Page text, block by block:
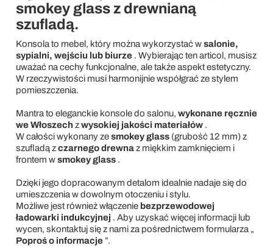
smokey glass z drewnianą
szufladą.
Konsola to mebel, który można wykorzystać wsalonie,
sypialni, wejściu lub biurze. Wybierając ten articol, musisz
uważać na cechy funkcjonalne, ale także aspekt estetyczny.
W rzeczywistości musi harmonijnie współgrać ze stylem
pomieszczenia.
Mantra to eleganckie konsole do salonu, wykonane ręcznie
we Włoszech zwysokiej jakości materiałów.
W całości wykonany zesmokey glass(grubość 12 mm) z
szufladą zczarnego drewnaz miękkim zamknięciem i
frontem wsmokey glass.
Dzięki jego dopracowanym detalom idealnie nadaje się do
umieszczenia w dowolnym otoczeniu i stylu.
Możliwe jest również włączenie bezprzewodowej
ładowarki indukcyjnej . Aby uzyskać więcej informacji lub
wycen, skontaktuj się z nami za pośrednictwem formularza „
Poproś o informacje”.